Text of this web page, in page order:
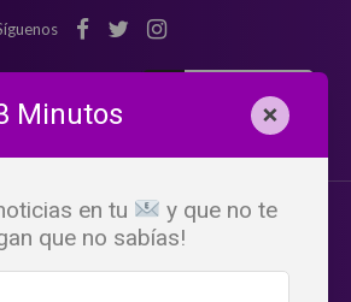
Minutos ×
en tu
y que no te
que no sabías!